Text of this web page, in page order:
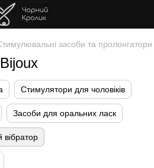
засоби та пролонгатори
Bijoux
Стимулятори для чоловіків
Засоби для оральних ласк
вібратор